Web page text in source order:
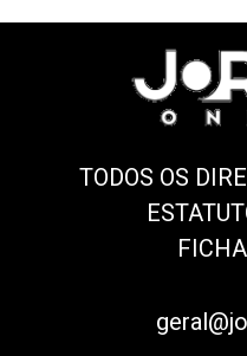
TODOS OS